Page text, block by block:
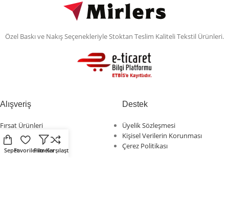
Özel Baskı ve Nakış Seçenekleriyle Stoktan Teslim Kaliteli Tekstil Ürünleri.
Alışveriş
Fırsat Ürünleri
Çevre Dostu Ürünler
Kendin Tasarla
Destek
Üyelik Sözleşmesi
Kişisel Verilerin Korunması
Çerez Politikası
SepetFavorilerimFiltrelerKarşılaştır